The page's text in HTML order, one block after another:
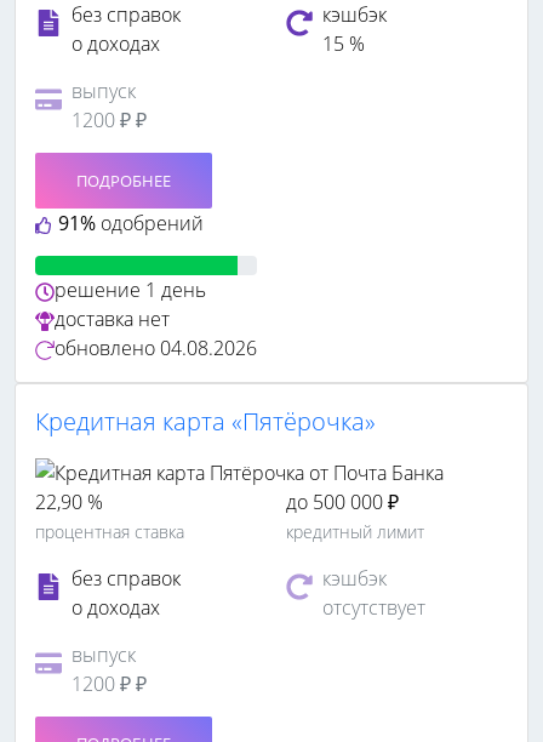
без справок
о доходах
кэшбэк
15 %
выпуск
1200 ₽ ₽
91% одобрений
ПОДРОБНЕЕ
решение 1 день
доставка нет
обновлено 04.08.2026
Кредитная карта «Пятёрочка»
22,90 %
процентная ставка
до 500 000 ₽
кредитный лимит
без справок
о доходах
кэшбэк
отсутствует
выпуск
1200 ₽ ₽